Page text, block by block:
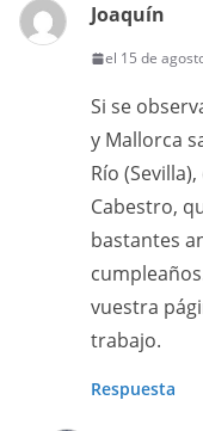
Joaquín
el 15 de
Si se
y Mallorca
Río
Cabestro,
bastantes
vuestra
trabajo.
Respuesta